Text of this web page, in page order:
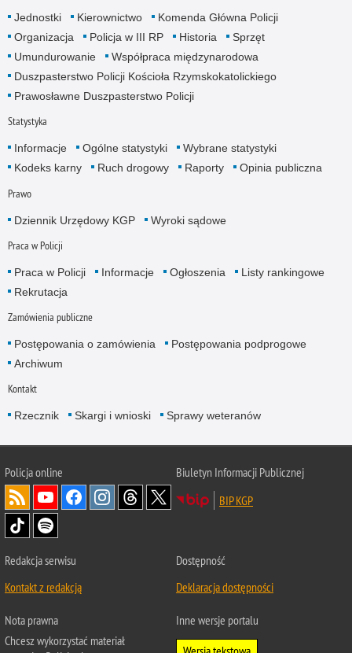
Jednostki Kierownictwo
Komenda Główna Policji
Organizacja
Policja w III RP Historia
Sprzęt
Umundurowanie
Współpraca międzynarodowa
Duszpasterstwo Policji Kościoła Rzymskokatolickiego
Prawosławne Duszpasterstwo Policji
Statystyka
Informacje Ogólne statystyki
Wybrane statystyki
Kodeks karny
Ruch drogowy Raporty Opinia publiczna
Prawo
Dziennik Urzędowy KGP Wyroki sądowe
Praca w Policji
Praca w Policji Informacje Ogłoszenia
Listy rankingowe
Rekrutacja
Zamówienia publiczne
Postępowania o zamówienia
Postępowania podprogowe
Archiwum
Kontakt
Rzecznik Skargi i wnioski Sprawy weteranów
Policjaonline
Biuletyn Informacji Publicznej
BIP KGP
Redakcja serwisu
Kontakt z redakcją
Dostępność
Deklaracja dostępności
Nota prawna
Chcesz wykorzystać materiał
Inne wersje portalu